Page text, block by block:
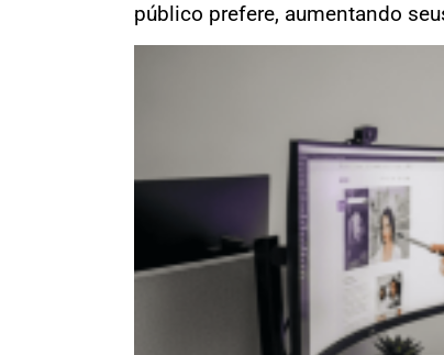
público prefere, aumentando